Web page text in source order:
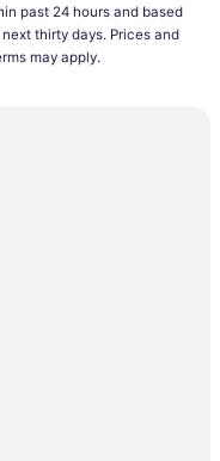
past 24 hours and based
thirty days. Prices and
may apply.